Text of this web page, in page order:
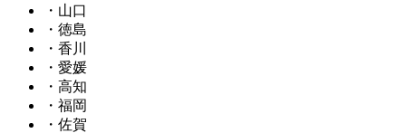
・山口
・徳島
・香川
・愛媛
・高知
・福岡
・佐賀